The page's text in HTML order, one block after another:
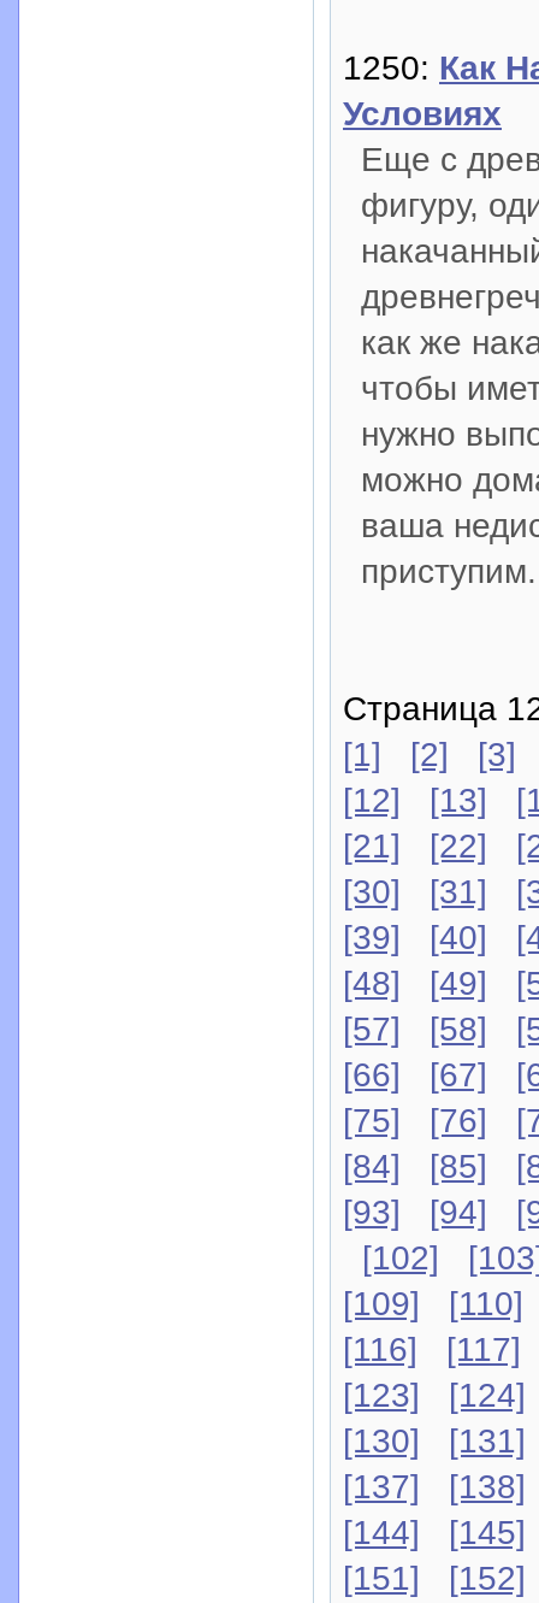
1250: Как
Условиях
Еще с
фигуру,
как же
чтобы
нужно
можно
ваша
приступим.
Страница
[1]
[2]
[3]
[12]
[13]
[21]
[22]
[30]
[31]
[39]
[40]
[48]
[49]
[57]
[58]
[66]
[67]
[75]
[76]
[84]
[85]
[93]
[94]
[102]
[109]
[110]
[116]
[117]
[123]
[124]
[130]
[131]
[137]
[138]
[144]
[145]
[151]
[152]